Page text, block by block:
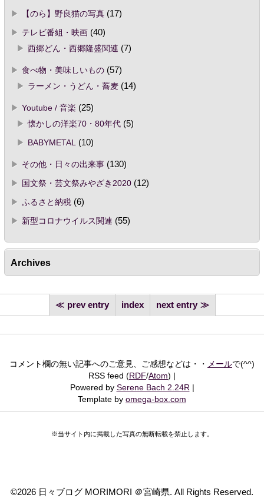
【のら】野良猫の写真(17)
テレビ番組・映画(40)
西郷どん・西郷隆盛関連 (7)
食べ物・美味しいもの(57)
ラーメン・うどん・蕎麦(14)
Youtube / 音楽 (25)
懐かしの洋楽70・80年代(5)
BABYMETAL
(10)
その他・日々の出来事(130)
国文祭・芸文祭みやざき2020(12)
ふるさと納税(6)
新型コロナウイルス関連 (55)
Archives
prev entry index next entry
コメント欄の無い記事へのご意見、ご感想などは・・ メールで(^^)
RSS feed (RDF/Atom)
Powered by Serene Bach 2.24R
Template by omega-box.com
※当サイト内に掲載した写真の無断転載を禁止します。
©2026 日々ブログ MORIMORI ＠宮崎県. All Rights Reserved.